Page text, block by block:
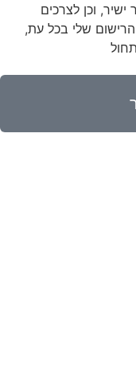
וכן לצרכים
שלי בכל עת,